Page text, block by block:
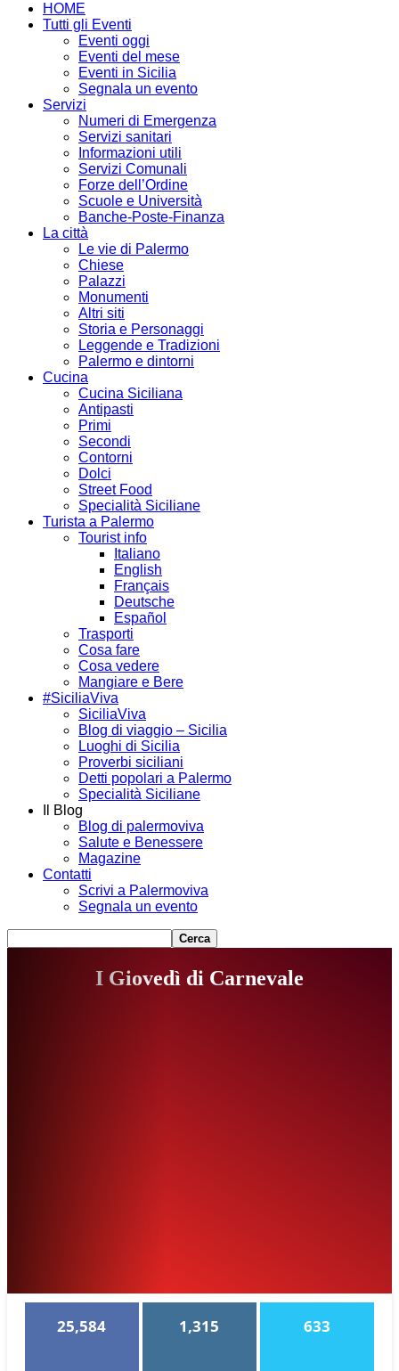
HOME
Tutti gli Eventi
Eventi oggi
Eventi del mese
Eventi in Sicilia
Segnala un evento
Servizi
Numeri di Emergenza
Servizi sanitari
Informazioni utili
Servizi Comunali
Forze dell’Ordine
Scuole e Università
Banche-Poste-Finanza
La città
Le vie di Palermo
Chiese
Palazzi
Monumenti
Altri siti
Storia e Personaggi
Leggende e Tradizioni
Palermo e dintorni
Cucina
Cucina Siciliana
Antipasti
Primi
Secondi
Contorni
Dolci
Street Food
Specialità Siciliane
Turista a Palermo
Tourist info
Italiano
English
Français
Deutsche
Español
Trasporti
Cosa fare
Cosa vedere
Mangiare e Bere
#SiciliaViva
SiciliaViva
Blog di viaggio – Sicilia
Luoghi di Sicilia
Proverbi siciliani
Detti popolari a Palermo
Specialità Siciliane
Il Blog
Blog di palermoviva
Salute e Benessere
Magazine
Contatti
Scrivi a Palermoviva
Segnala un evento
I Giovedì di Carnevale
25,584 1,315 633